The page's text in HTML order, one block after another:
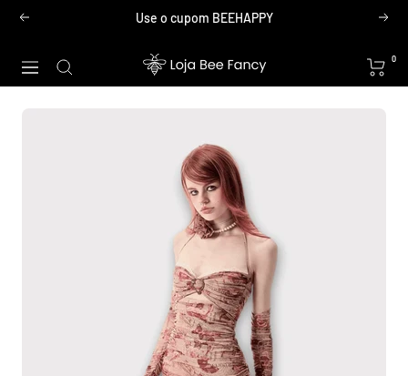
Pular
conteúdo
Anterior Use o cupom BEEHAPPY
Navegação
Loja
Bee
0